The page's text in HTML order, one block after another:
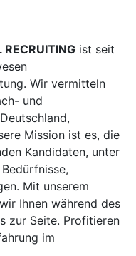
RECRUITING ist seit
Wir vermitteln
und
Mission ist es, die
Kandidaten, unter
Mit unserem
Ihnen während des
zur Seite. Profitieren
im